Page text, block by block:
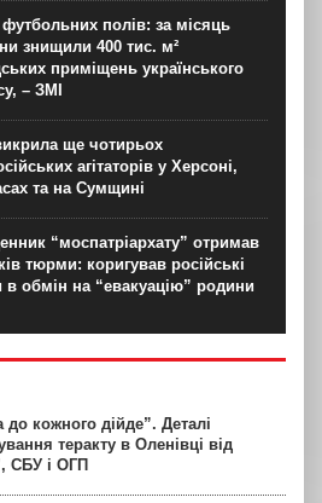
полів: за місяць
знищили 400 тис. м²
приміщень українського
– ЗМІ
ще чотирьох
агітаторів у Херсоні,
та на Сумщині
“моспатріархату” отримав
тюрми: коригував російські
в обмін на “евакуацію” родини
до кожного дійде”. Деталі
теракту в Оленівці від
СБУ і ОГП